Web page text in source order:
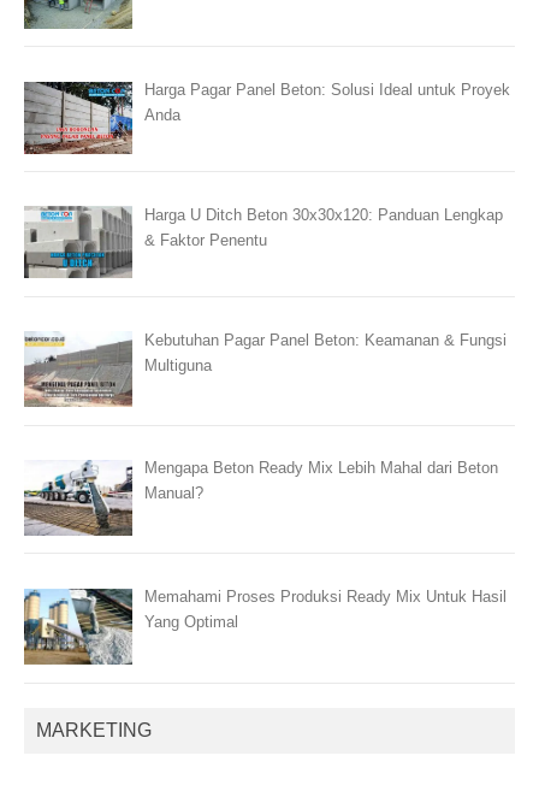
Harga Pagar Panel Beton: Solusi Ideal untuk Proyek
Anda
Harga U Ditch Beton 30x30x120: Panduan Lengkap
& Faktor Penentu
Kebutuhan Pagar Panel Beton: Keamanan & Fungsi
Multiguna
Mengapa Beton Ready Mix Lebih Mahal dari Beton
Manual?
Memahami Proses Produksi Ready Mix Untuk Hasil
Yang Optimal
MARKETING